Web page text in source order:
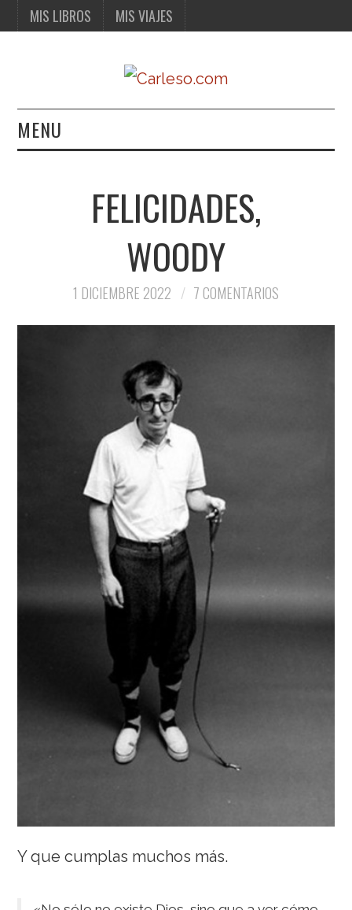
MIS LIBROS MIS VIAJES
MENU
MIS VIAJESFELICIDADES,
WOODY
1 DICIEMBRE 2022 7 COMENTARIOS
Y que cumplas muchos más.